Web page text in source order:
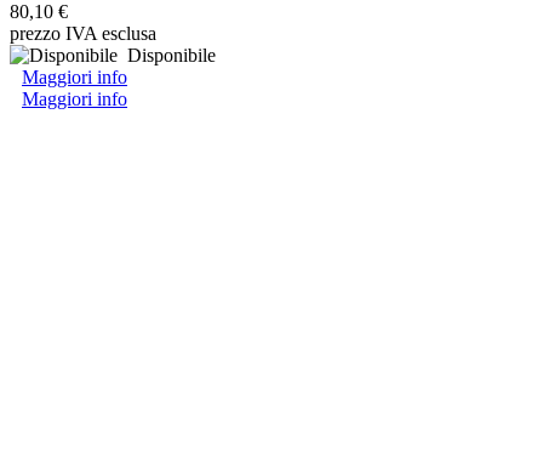
80,10 €
prezzo IVA esclusa
Disponibile
Maggiori info
Maggiori info